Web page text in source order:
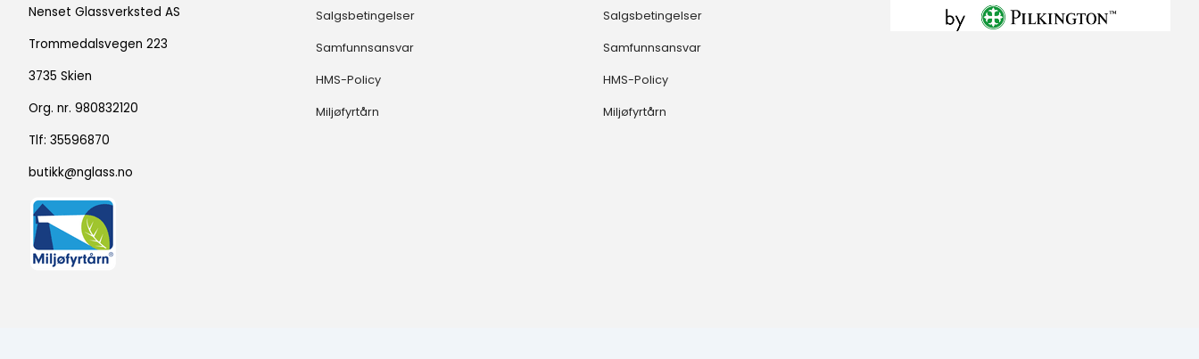
Nenset Glassverksted AS
Trommedalsvegen 223
3735 Skien
Org. nr. 980832120
Tlf: 35596870
butikk@nglass.no
Salgsbetingelser
Samfunnsansvar
HMS-Policy
Miljøfyrtårn
Salgsbetingelser
Samfunnsansvar
HMS-Policy
Miljøfyrtårn